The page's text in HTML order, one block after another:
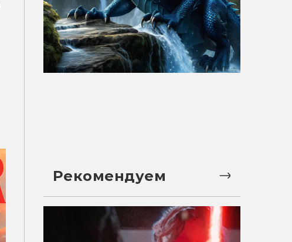
Рекомендуем